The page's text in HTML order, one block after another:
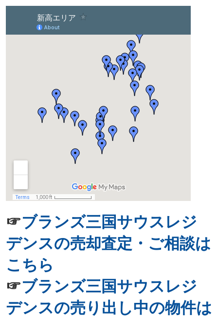
☞ブランズ三国サウスレジ
デンスの売却査定・ご相談は
こちら
☞ブランズ三国サウスレジ
デンスの売り出し中の物件は